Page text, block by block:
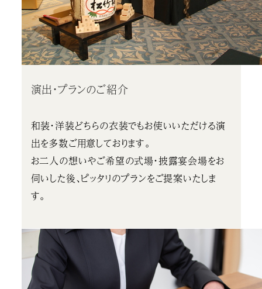
演出・プランのご紹介
和装・洋装どちらの衣装でもお使いいただける演
出を多数ご用意しております。
お二人の想いやご希望の式場・披露宴会場をお
伺いした後、ピッタリのプランをご提案いたしま
す。